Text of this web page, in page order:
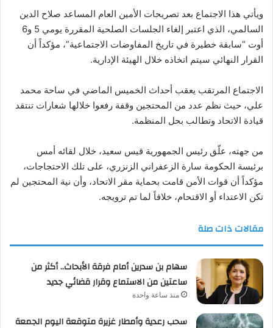
ويأتي هذا الاجتماع بعد تصريحات الأمين العام المساعد صلاح الدين
السالمي، الذي اعتبر إلغاء الجلسات الصلحية المقررة يومي 5 و6
أوت “سابقة خطيرة في تاريخ المفاوضات الاجتماعية”، مؤكداً أن
القرار النهائي سيتم اتخاذه خلال الهيئة الإدارية.
الاجتماع المرتقب يعقب أحداث الخميس الماضي في ساحة محمد
علي، حيث نظم عدد من المحتجين وقفة رفعوا خلالها شعارات تنتقد
قيادة الاتحاد وتطالب بحل المنظمة.
من جهته، علّق رئيس الجمهورية قيس سعيد، خلال لقائه أمس
برئيسة الحكومة سارة الزعفراني الزنزري، على تلك الاحتجاجات،
مؤكداً أن قوات الأمن قامت بحماية مقر الاتحاد، وأن نية المحتجين لم
تكن الاعتداء أو الاقتحام، خلافاً لما تم ترويجه.
مقالات ذات صلة
سهام بن سدرين أمام فرقة الأبحاث.. أكثر من
ساعتين من الاستماع وقرار قضائي جديد
منذ ساعة واحدة
سحب رعدية وأمطار غزيرة متوقعة اليوم الجمعة